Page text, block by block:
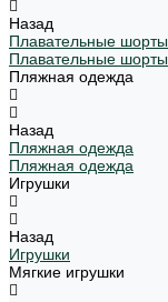
Назад
Плавательные шорты
Плавательные шорты
Пляжная одежда
Назад
Пляжная одежда
Пляжная одежда
Игрушки
Назад
Игрушки
Мягкие игрушки